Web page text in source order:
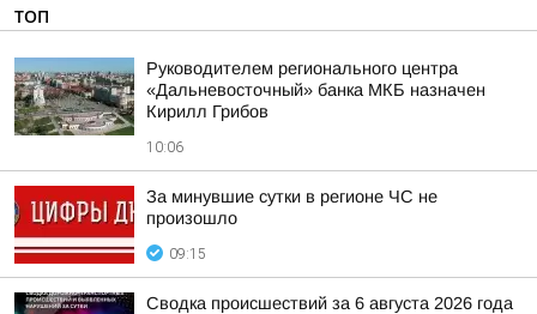
ТОП
Руководителем регионального центра
«Дальневосточный» банка МКБ назначен
Кирилл Грибов
10:06
За минувшие сутки в регионе ЧС не
произошло
09:15
Сводка происшествий за 6 августа 2026 года